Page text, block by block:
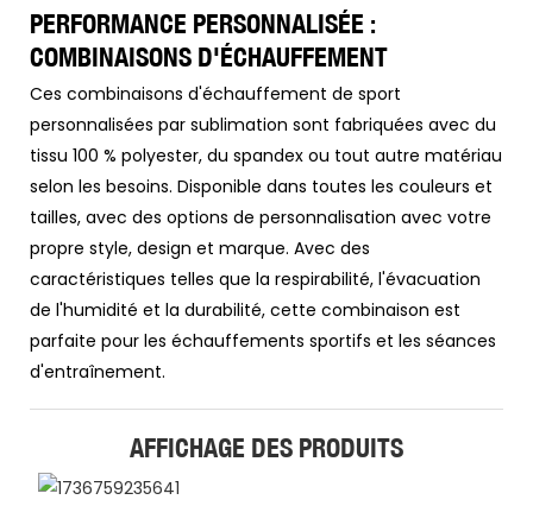
PERFORMANCE PERSONNALISÉE :
COMBINAISONS D'ÉCHAUFFEMENT
Ces combinaisons d'échauffement de sport
personnalisées par sublimation sont fabriquées avec du
tissu 100 % polyester, du spandex ou tout autre matériau
selon les besoins. Disponible dans toutes les couleurs et
tailles, avec des options de personnalisation avec votre
propre style, design et marque. Avec des
caractéristiques telles que la respirabilité, l'évacuation
de l'humidité et la durabilité, cette combinaison est
parfaite pour les échauffements sportifs et les séances
d'entraînement.
AFFICHAGE DES PRODUITS